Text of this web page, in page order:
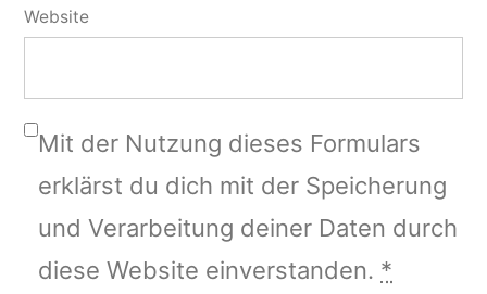
Website
Mit der Nutzung dieses Formulars
erklärst du dich mit der Speicherung
und Verarbeitung deiner Daten durch
diese Website einverstanden. *